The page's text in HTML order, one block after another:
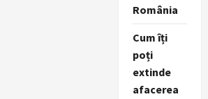
România
Cum îți
poți
extinde
afacerea